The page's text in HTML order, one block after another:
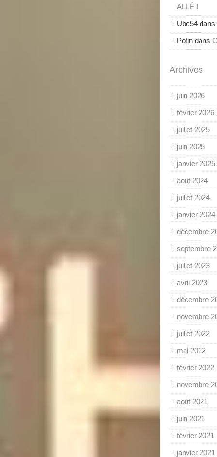
ALLÉ !
Ubc54 dans
Potin dans
Archives
juin 2026
février 2026
juillet 2025
juin 2025
janvier 2025
août 2024
juillet 2024
janvier 2024
décembre
septembre
juillet 2023
avril 2023
décembre
novembre
juillet 2022
mai 2022
février 2022
novembre
août 2021
juin 2021
février 2021
janvier 2021